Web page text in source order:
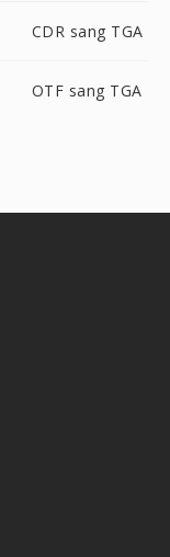
CDR sang TGA
OTF sang TGA